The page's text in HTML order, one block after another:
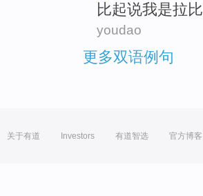
比起说我是拉比
youdao
更多双语例句
关于有道 Investors 有道智选 官方博客